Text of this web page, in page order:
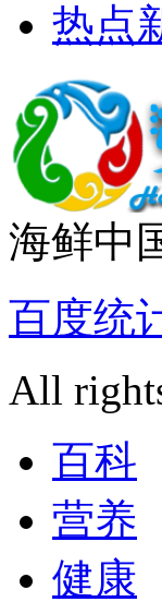
热点
海鲜中
百度统
All
百科
营养
健康